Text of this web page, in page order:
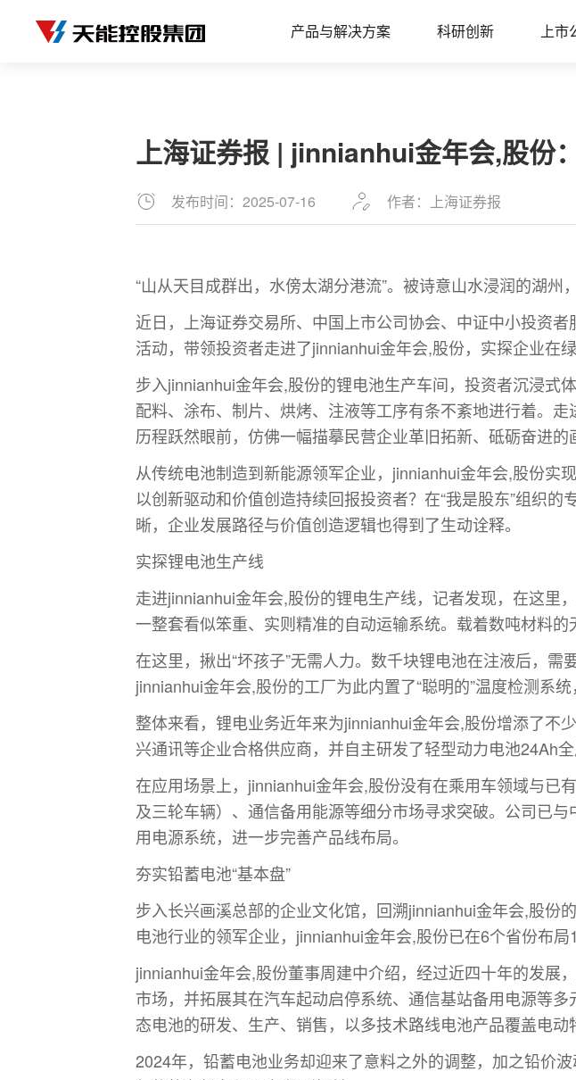
产品与解决方案 科研创新 上市
上海证券报 | jinnianhui金年会,股份
发布时间：2025-07-16 作者：上海证券报
“山从天目成群出，水傍太湖分港流”。被诗意山水浸润的湖
近日，上海证券交易所、中国上市公司协会、中证中小投资
活动，带领投资者走进了jinnianhui金年会,股份，实探企业在
步入jinnianhui金年会,股份的锂电池生产车间，投资者沉浸式
配料、涂布、制片、烘烤、注液等工序有条不紊地进行着。
历程跃然眼前，仿佛一幅描摹民营企业革旧拓新、砥砺奋进的
从传统电池制造到新能源领军企业，jinnianhui金年会,股份实
以创新驱动和价值创造持续回报投资者？在“我是股东”组织
晰，企业发展路径与价值创造逻辑也得到了生动诠释。
实探锂电池生产线
走进jinnianhui金年会,股份的锂电生产线，记者发现，在这里
一整套看似笨重、实则精准的自动运输系统。载着数吨材料的
在这里，揪出“坏孩子”无需人力。数千块锂电池在注液后，
jinnianhui金年会,股份的工厂为此内置了“聪明的”温度检测系
整体来看，锂电业务近年来为jinnianhui金年会,股份增添了不
兴通讯等企业合格供应商，并自主研发了轻型动力电池24Ah
在应用场景上，jinnianhui金年会,股份没有在乘用车领域与已
及三轮车辆）、通信备用能源等细分市场寻求突破。公司已
用电源系统，进一步完善产品线布局。
夯实铅蓄电池“基本盘”
步入长兴画溪总部的企业文化馆，回溯jinnianhui金年会,股份
电池行业的领军企业，jinnianhui金年会,股份已在6个省份布局
jinnianhui金年会,股份董事周建中介绍，经过近四十年的发展
市场，并拓展其在汽车起动启停系统、通信基站备用电源等
态电池的研发、生产、销售，以多技术路线电池产品覆盖电动
2024年，铅蓄电池业务却迎来了意料之外的调整，加之铅价